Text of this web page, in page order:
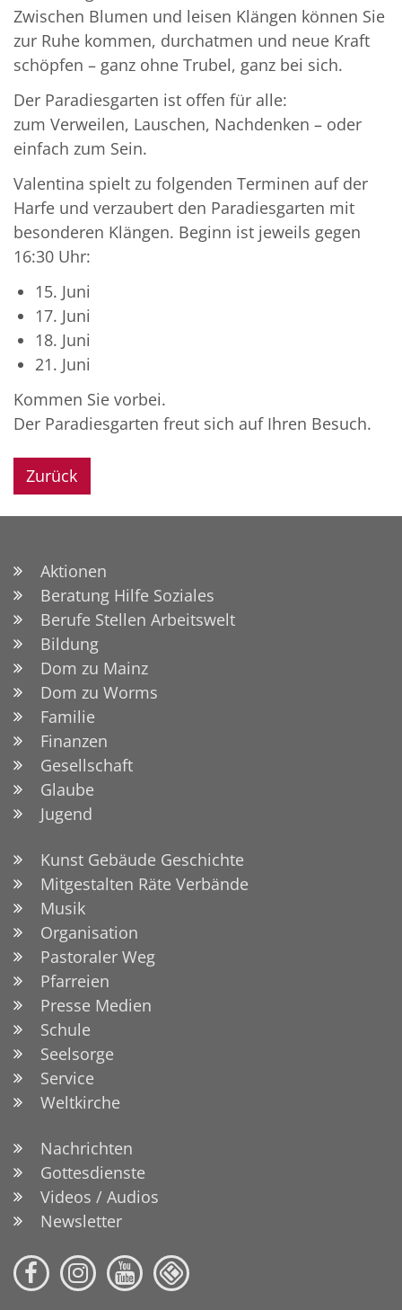
Zwischen Blumen und leisen Klängen können Sie
zur Ruhe kommen, durchatmen und neue Kraft
schöpfen – ganz ohne Trubel, ganz bei sich.
Der Paradiesgarten ist offen für alle:
zum Verweilen, Lauschen, Nachdenken – oder
einfach zum Sein.
Valentina spielt zu folgenden Terminen auf der
Harfe und verzaubert den Paradiesgarten mit
besonderen Klängen. Beginn ist jeweils gegen
16:30 Uhr:
15. Juni
17. Juni
18. Juni
21. Juni
Kommen Sie vorbei.
Der Paradiesgarten freut sich auf Ihren Besuch.
Zurück
Aktionen
Beratung Hilfe Soziales
Berufe Stellen Arbeitswelt
Bildung
Dom zu Mainz
Dom zu Worms
Familie
Finanzen
Gesellschaft
Glaube
Jugend
Kunst Gebäude Geschichte
Mitgestalten Räte Verbände
Musik
Organisation
Pastoraler Weg
Pfarreien
Presse Medien
Schule
Seelsorge
Service
Weltkirche
Nachrichten
Gottesdienste
Videos / Audios
Newsletter